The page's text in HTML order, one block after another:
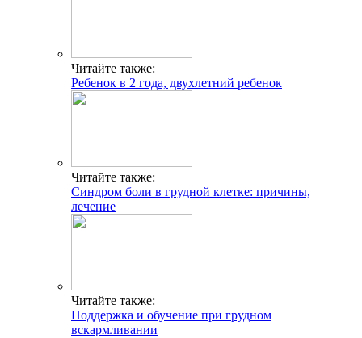
Читайте также:
Ребенок в 2 года, двухлетний ребенок
Читайте также:
Синдром боли в грудной клетке: причины,
лечение
Читайте также:
Поддержка и обучение при грудном
вскармливании